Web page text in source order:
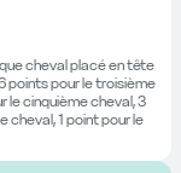
cheval placé en tête
points pour le troisième
le cinquième cheval, 3
cheval, 1 point pour le